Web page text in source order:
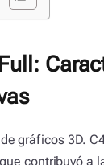
gráficos 3D.
contribuyó a